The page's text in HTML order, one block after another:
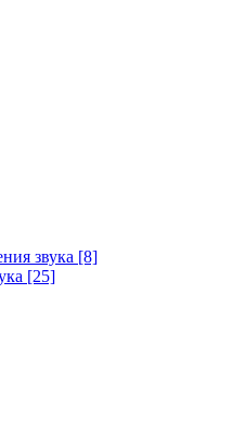
звука [8]
[25]